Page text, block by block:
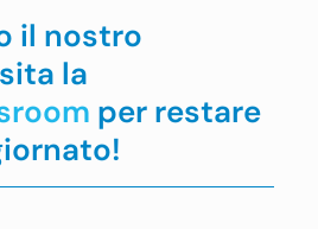
il nostro
la
per restare